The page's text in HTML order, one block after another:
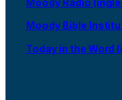
Moody Radio
Moody Bible
Today in the Word